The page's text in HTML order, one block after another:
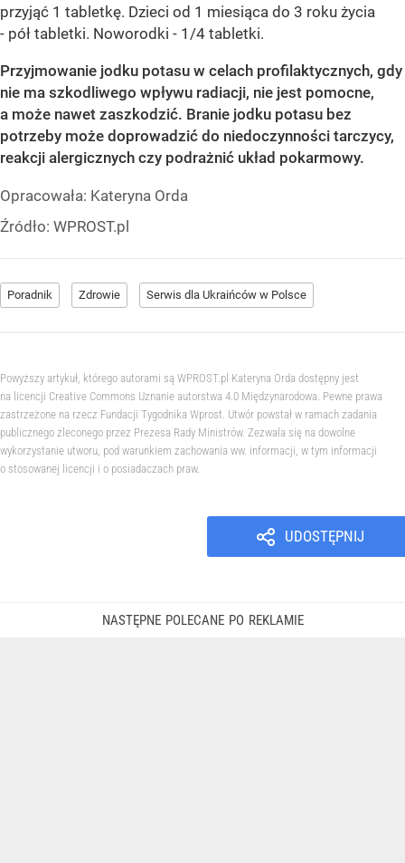
przyjąć 1 tabletkę. Dzieci od 1 miesiąca do 3 roku życia
- pół tabletki. Noworodki - 1/4 tabletki.
Przyjmowanie jodku potasu w celach profilaktycznych, gdy
nie ma szkodliwego wpływu radiacji, nie jest pomocne,
a może nawet zaszkodzić. Branie jodku potasu bez
potrzeby może doprowadzić do niedoczynności tarczycy,
reakcji alergicznych czy podrażnić układ pokarmowy.
Opracowała: Kateryna Orda
Źródło: WPROST.pl
Poradnik Zdrowie Serwis dla Ukraińców w Polsce
Powyższy artykuł, którego autorami są WPROST.pl Kateryna Orda dostępny jest
na licencji Creative Commons Uznanie autorstwa 4.0 Międzynarodowa. Pewne prawa
zastrzeżone na rzecz Fundacji Tygodnika Wprost. Utwór powstał w ramach zadania
publicznego zleconego przez Prezesa Rady Ministrów. Zezwala się na dowolne
wykorzystanie utworu, pod warunkiem zachowania ww. informacji, w tym informacji
o stosowanej licencji i o posiadaczach praw.
UDOSTĘPNIJ